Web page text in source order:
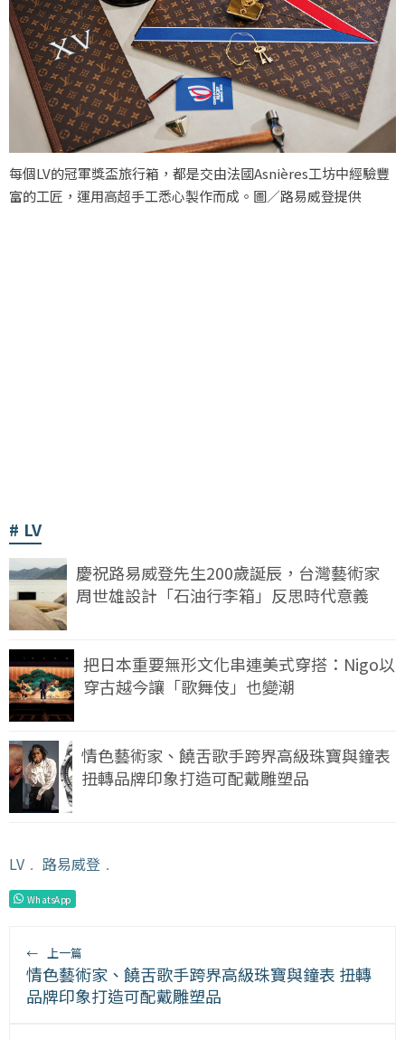
每個LV的冠軍獎盃旅行箱，都是交由法國Asnières工坊中經驗豐
富的工匠，運用高超手工悉心製作而成。圖／路易威登提供
LV
慶祝路易威登先生200歲誕辰，台灣藝術家
周世雄設計「石油行李箱」反思時代意義
把日本重要無形文化串連美式穿搭：Nigo以
穿古越今讓「歌舞伎」也變潮
情色藝術家、饒舌歌手跨界高級珠寶與鐘表
扭轉品牌印象打造可配戴雕塑品
LV ﹒ 路易威登 ﹒
WhatsApp
← 上一篇
情色藝術家、饒舌歌手跨界高級珠寶與鐘表 扭轉
品牌印象打造可配戴雕塑品